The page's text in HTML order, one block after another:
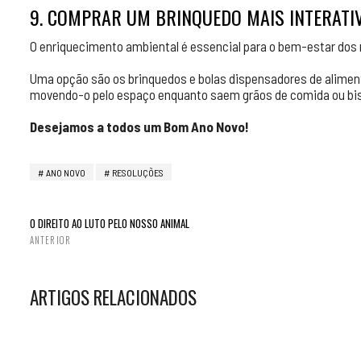
9. COMPRAR UM BRINQUEDO MAIS
O enriquecimento ambiental é essencial para o bem-estar
Uma opção são os brinquedos e bolas dispensadores de
movendo-o pelo espaço enquanto saem grãos de comida ou
Desejamos a todos um Bom Ano Novo!
ANO NOVO RESOLUÇÕES
O DIREITO AO LUTO PELO NOSSO ANIMAL
ANTERIOR
ARTIGOS RELACIONADOS